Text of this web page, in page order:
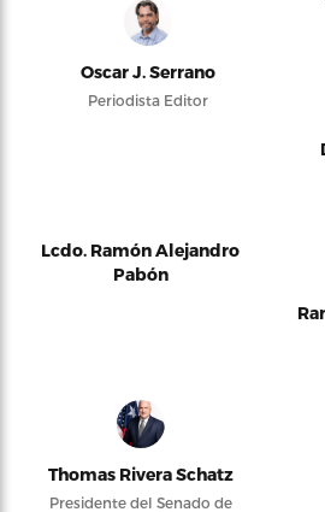
Oscar J. Serrano
Periodista Editor
Lcdo. Ramón Alejandro
Pabón
Thomas Rivera Schatz
Presidente del Senado de